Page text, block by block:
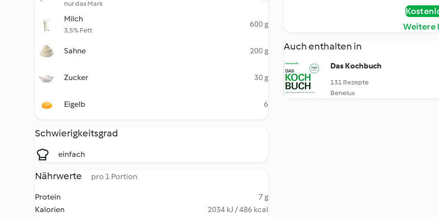
nur das Mark
Milch
3,5% Fett
600 g
Sahne 200 g
Zucker 30 g
Eigelb 6
Schwierigkeitsgrad
einfach
Nährwerte pro 1 Portion
Protein
7 g
Kalorien
2034 kJ / 486 kcal
Weitere
Auch enthalten in
Das Kochbuch
131 Rezepte
Benelux